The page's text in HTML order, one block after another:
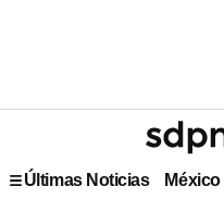
Últimas Noticias México